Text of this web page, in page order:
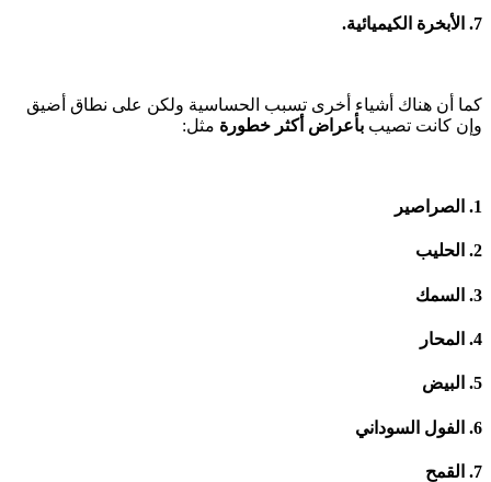
7. الأبخرة الكيميائية.
كما أن هناك أشياء أخرى تسبب الحساسية ولكن على نطاق أضيق
وإن كانت تصيب بأعراض أكثر خطورة مثل:
1. الصراصير
2. الحليب
3. السمك
4. المحار
5. البيض
6. الفول السوداني
7. القمح